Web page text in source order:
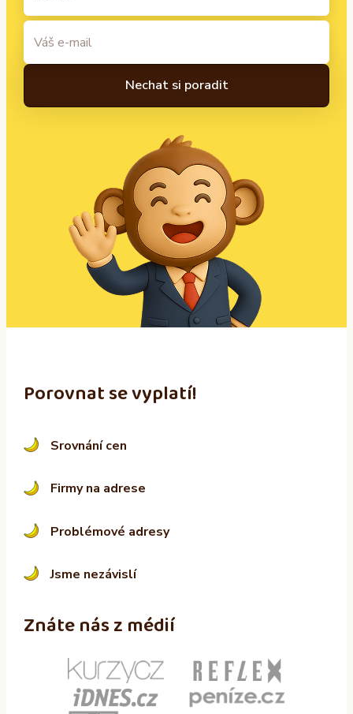
:
Porovnat se vyplatí!
Srovnání cen
Firmy na adrese
Problémové adresy
Jsme nezávislí
Znáte nás z médií